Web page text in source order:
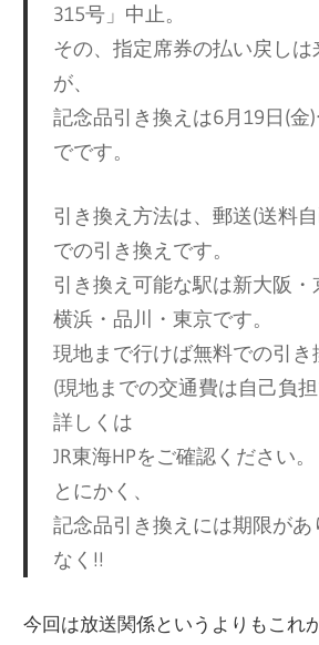
315号」中止。
その、指定席券の払い戻し
が、
記念品引き換えは6月19日(金
でです。
引き換え方法は、郵送(送料
での引き換えです。
引き換え可能な駅は新大阪
横浜・品川・東京です。
現地まで行けば無料での引き
(現地までの交通費は自己負
詳しくは
JR東海HPをご確認ください。
とにかく、
記念品引き換えには期限が
なく!!
今回は放送関係というよりもこれ